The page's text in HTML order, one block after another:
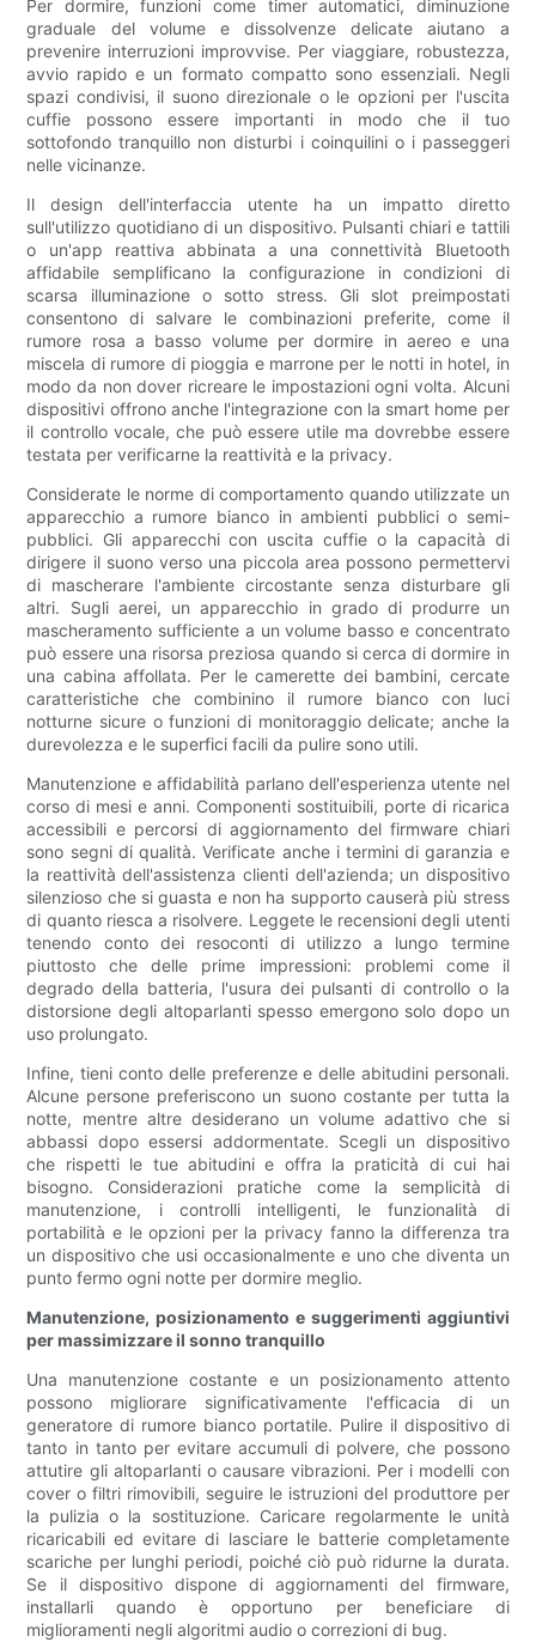
Per dormire, funzioni come timer automatici, diminuzione
graduale del volume e dissolvenze delicate aiutano a
prevenire interruzioni improvvise. Per viaggiare, robustezza,
avvio rapido e un formato compatto sono essenziali. Negli
spazi condivisi, il suono direzionale o le opzioni per l'uscita
cuffie possono essere importanti in modo che il tuo
sottofondo tranquillo non disturbi i coinquilini o i passeggeri
nelle vicinanze.
Il design dell'interfaccia utente ha un impatto diretto
sull'utilizzo quotidiano di un dispositivo. Pulsanti chiari e tattili
o un'app reattiva abbinata a una connettività Bluetooth
affidabile semplificano la configurazione in condizioni di
scarsa illuminazione o sotto stress. Gli slot preimpostati
consentono di salvare le combinazioni preferite, come il
rumore rosa a basso volume per dormire in aereo e una
miscela di rumore di pioggia e marrone per le notti in hotel, in
modo da non dover ricreare le impostazioni ogni volta. Alcuni
dispositivi offrono anche l'integrazione con la smart home per
il controllo vocale, che può essere utile ma dovrebbe essere
testata per verificarne la reattività e la privacy.
Considerate le norme di comportamento quando utilizzate un
apparecchio a rumore bianco in ambienti pubblici o semi-
pubblici. Gli apparecchi con uscita cuffie o la capacità di
dirigere il suono verso una piccola area possono permettervi
di mascherare l'ambiente circostante senza disturbare gli
altri. Sugli aerei, un apparecchio in grado di produrre un
mascheramento sufficiente a un volume basso e concentrato
può essere una risorsa preziosa quando si cerca di dormire in
una cabina affollata. Per le camerette dei bambini, cercate
caratteristiche che combinino il rumore bianco con luci
notturne sicure o funzioni di monitoraggio delicate; anche la
durevolezza e le superfici facili da pulire sono utili.
Manutenzione e affidabilità parlano dell'esperienza utente nel
corso di mesi e anni. Componenti sostituibili, porte di ricarica
accessibili e percorsi di aggiornamento del firmware chiari
sono segni di qualità. Verificate anche i termini di garanzia e
la reattività dell'assistenza clienti dell'azienda; un dispositivo
silenzioso che si guasta e non ha supporto causerà più stress
di quanto riesca a risolvere. Leggete le recensioni degli utenti
tenendo conto dei resoconti di utilizzo a lungo termine
piuttosto che delle prime impressioni: problemi come il
degrado della batteria, l'usura dei pulsanti di controllo o la
distorsione degli altoparlanti spesso emergono solo dopo un
uso prolungato.
Infine, tieni conto delle preferenze e delle abitudini personali.
Alcune persone preferiscono un suono costante per tutta la
notte, mentre altre desiderano un volume adattivo che si
abbassi dopo essersi addormentate. Scegli un dispositivo
che rispetti le tue abitudini e offra la praticità di cui hai
bisogno. Considerazioni pratiche come la semplicità di
manutenzione, i controlli intelligenti, le funzionalità di
portabilità e le opzioni per la privacy fanno la differenza tra
un dispositivo che usi occasionalmente e uno che diventa un
punto fermo ogni notte per dormire meglio.
Manutenzione, posizionamento e suggerimenti aggiuntivi
per massimizzare il sonno tranquillo
Una manutenzione costante e un posizionamento attento
possono migliorare significativamente l'efficacia di un
generatore di rumore bianco portatile. Pulire il dispositivo di
tanto in tanto per evitare accumuli di polvere, che possono
attutire gli altoparlanti o causare vibrazioni. Per i modelli con
cover o filtri rimovibili, seguire le istruzioni del produttore per
la pulizia o la sostituzione. Caricare regolarmente le unità
ricaricabili ed evitare di lasciare le batterie completamente
scariche per lunghi periodi, poiché ciò può ridurne la durata.
Se il dispositivo dispone di aggiornamenti del firmware,
installarli quando è opportuno per beneficiare di
miglioramenti negli algoritmi audio o correzioni di bug.